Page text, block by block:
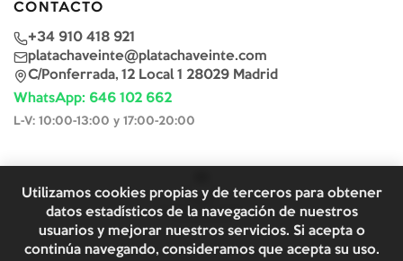
CONTACTO
+34 910 418 921
platachaveinte@platachaveinte.com
C/Ponferrada, 12 Local 1 28029 Madrid
WhatsApp: 646 102 662
L-V: 10:00-13:00 y 17:00-20:00
Utilizamos cookies propias y de terceros para obtener
datos estadísticos de la navegación de nuestros
usuarios y mejorar nuestros servicios. Si acepta o
continúa navegando, consideramos que acepta su uso.